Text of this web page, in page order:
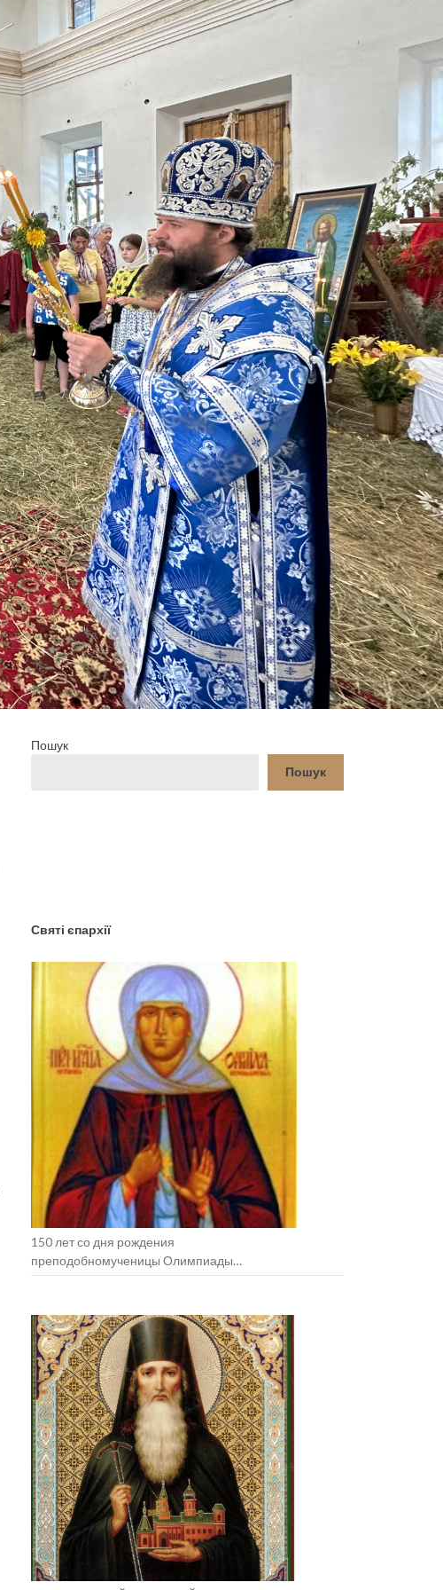
Пошук
Пошук
Святі єпархії
150 лет со дня рождения
преподобномученицы Олимпиады
Козельщанской (+1938).